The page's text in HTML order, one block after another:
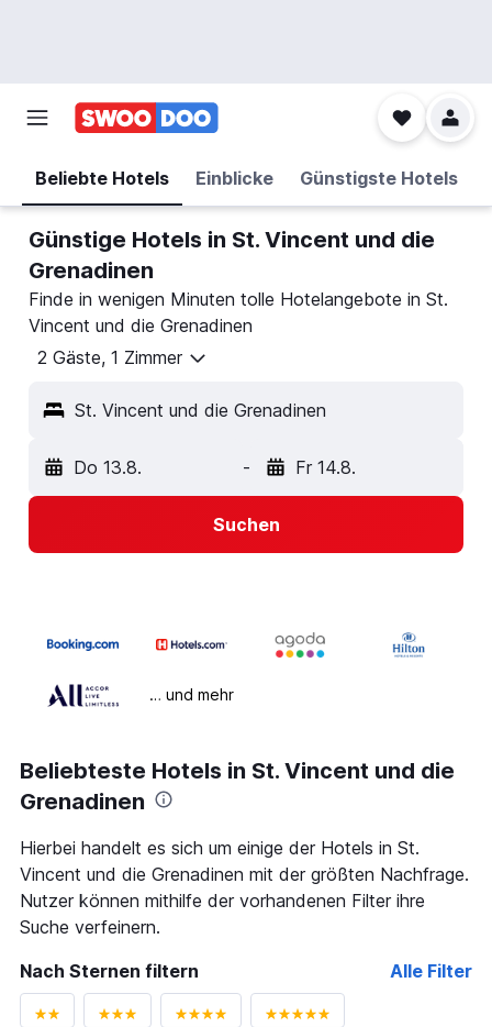
Beliebte Hotels Einblicke Günstigste Hotels
Günstige Hotels in St. Vincent und die
Grenadinen
Finde in wenigen Minuten tolle Hotelangebote in St.
Vincent und die Grenadinen
2 Gäste, 1 Zimmer
St. Vincent und die Grenadinen
Do 13.8. - Fr 14.8.
Suchen
… und mehr
Beliebteste Hotels in St. Vincent und die
Grenadinen
Hierbei handelt es sich um einige der Hotels in St.
Vincent und die Grenadinen mit der größten Nachfrage.
Nutzer können mithilfe der vorhandenen Filter ihre
Suche verfeinern.
Nach Sternen filtern
Alle Filter